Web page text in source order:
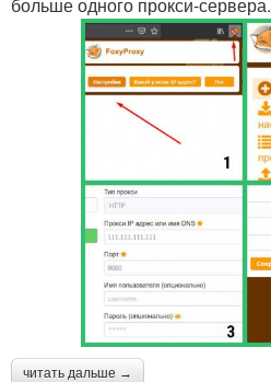
читать дальше →